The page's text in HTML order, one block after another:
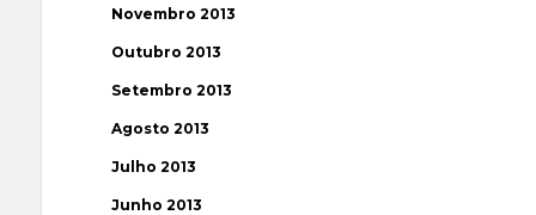
Novembro 2013
Outubro 2013
Setembro 2013
Agosto 2013
Julho 2013
Junho 2013